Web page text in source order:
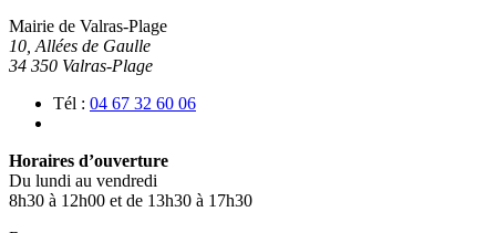
Mairie de Valras-Plage
10, Allées de Gaulle
34 350 Valras-Plage
Tél : 04 67 32 60 06
Horaires d’ouverture
Du lundi au vendredi
8h30 à 12h00 et de 13h30 à 17h30